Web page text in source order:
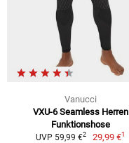
Vanucci
VXU-6 Seamless Herren
Funktionshose
UVP 59,99 €2 29,99 €1